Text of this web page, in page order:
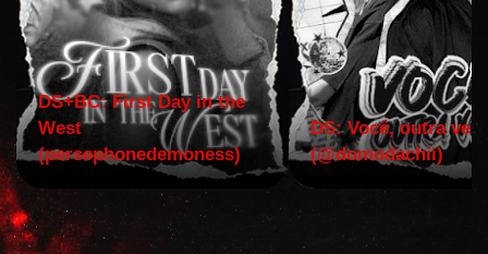
DS+BC: First Day in the
West
(persephonedemoness)
DS: Você, outra vez!
(@domodachii)